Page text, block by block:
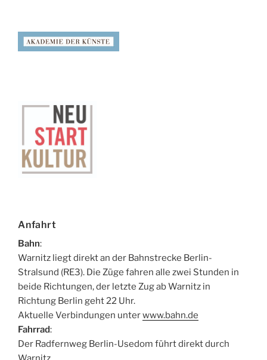
Anfahrt
Bahn:
Warnitz liegt direkt an der Bahnstrecke Berlin-
Stralsund (RE3). Die Züge fahren alle zwei Stunden in
beide Richtungen, der letzte Zug ab Warnitz in
Richtung Berlin geht 22 Uhr.
Aktuelle Verbindungen unterwww.bahn.de
Fahrrad:
Der Radfernweg Berlin-Usedom führt direkt durch